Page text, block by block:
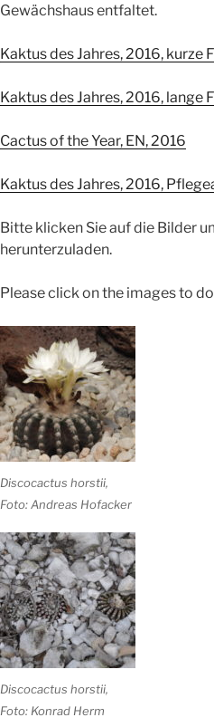
Gewächshaus entfaltet.
Kaktus des Jahres, 2016, kurze
Kaktus des Jahres, 2016, lange
Cactus of the Year, EN, 2016
Kaktus des Jahres, 2016,
Bitte klicken Sie auf die Bilder
herunterzuladen.
Please click on the images to
Discocactus horstii,
Foto: Andreas Hofacker
Discocactus horstii,
Foto: Konrad Herm